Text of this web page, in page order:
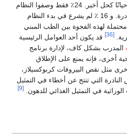
24٪ يصفون النظام الغذائي أحيانًا كحل أخير. 24٪ فقط وصفوا النظام
الغذائي في بعض الحالات النادرة. و 16 ٪ لم يشرع في بدء النظام
لهذه الفجوة بين الطب المبني
[36]
قد يكون أحد العوامل الرئيسية
المدرب بشكل كاف، لإدارة برنامج
أخرى، فإنه يمنع على الإطلاق
مثل نقص البيروفات كربوكسيلاز،
التي تنتج عن أخطاء في التمثيل
في التمثيل الغذائي للدهون.
[9]